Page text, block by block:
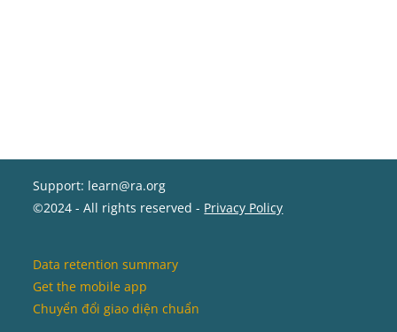
Support: learn@ra.org
©2024 - All rights reserved - Privacy Policy
Data retention summary
Get the mobile app
Chuyển đổi giao diện chuẩn